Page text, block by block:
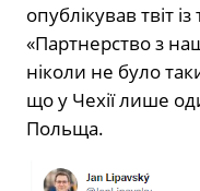
опублікував твіт
«Партнерство з
ніколи не було
що у Чехії лише
Польща.